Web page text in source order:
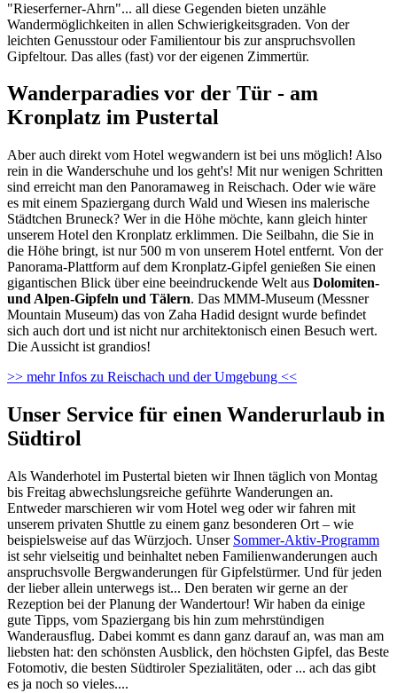
"Rieserferner-Ahrn"... all diese Gegenden bieten unzähle
Wandermöglichkeiten in allen Schwierigkeitsgraden. Von der
leichten Genusstour oder Familientour bis zur anspruchsvollen
Gipfeltour. Das alles (fast) vor der eigenen Zimmertür.
Wanderparadies vor der Tür - am
Kronplatz im Pustertal
Aber auch direkt vom Hotel wegwandern ist bei uns möglich! Also
rein in die Wanderschuhe und los geht's! Mit nur wenigen Schritten
sind erreicht man den Panoramaweg in Reischach. Oder wie wäre
es mit einem Spaziergang durch Wald und Wiesen ins malerische
Städtchen Bruneck? Wer in die Höhe möchte, kann gleich hinter
unserem Hotel den Kronplatz erklimmen. Die Seilbahn, die Sie in
die Höhe bringt, ist nur 500 m von unserem Hotel entfernt. Von der
Panorama-Plattform auf dem Kronplatz-Gipfel genießen Sie einen
gigantischen Blick über eine beeindruckende Welt aus Dolomiten-
und Alpen-Gipfeln und Tälern. Das MMM-Museum (Messner
Mountain Museum) das von Zaha Hadid designt wurde befindet
sich auch dort und ist nicht nur architektonisch einen Besuch wert.
Die Aussicht ist grandios!
>> mehr Infos zu Reischach und der Umgebung <<
Unser Service für einen Wanderurlaub in
Südtirol
Als Wanderhotel im Pustertal bieten wir Ihnen täglich von Montag
bis Freitag abwechslungsreiche geführte Wanderungen an.
Entweder marschieren wir vom Hotel weg oder wir fahren mit
unserem privaten Shuttle zu einem ganz besonderen Ort – wie
beispielsweise auf das Würzjoch. Unser Sommer-Aktiv-Programm
ist sehr vielseitig und beinhaltet neben Familienwanderungen auch
anspruchsvolle Bergwanderungen für Gipfelstürmer. Und für jeden
der lieber allein unterwegs ist... Den beraten wir gerne an der
Rezeption bei der Planung der Wandertour! Wir haben da einige
gute Tipps, vom Spaziergang bis hin zum mehrstündigen
Wanderausflug. Dabei kommt es dann ganz darauf an, was man am
liebsten hat: den schönsten Ausblick, den höchsten Gipfel, das Beste
Fotomotiv, die besten Südtiroler Spezialitäten, oder ... ach das gibt
es ja noch so vieles....